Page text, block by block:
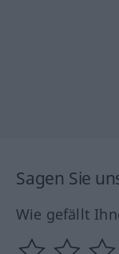
Sagen Sie
Wie gefällt